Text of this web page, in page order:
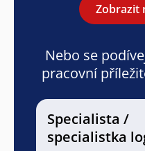
Zobrazit
Nebo se
pracovní
Specialista /
specialistka